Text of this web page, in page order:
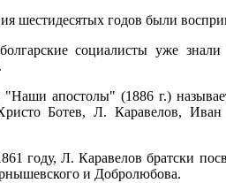
шестидесятых годов были
социалисты уже
апостолы" (1886 г.)
Ботев, Л. Каравелов,
году, Л. Каравелов братски
и Добролюбова.